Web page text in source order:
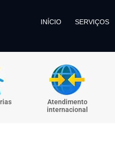
INÍCIO SERVIÇOS
Atendimento
internacional